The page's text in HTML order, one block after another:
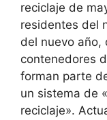
reciclaje de
residentes del
del nuevo año,
contenedores
forman parte
un sistema de
reciclaje».